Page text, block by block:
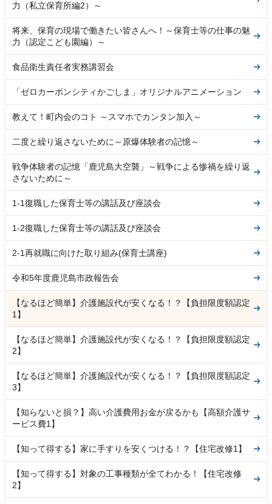
力（私立保育所編2）～
将来、保育の現場で働きたい皆さんへ！～保育士等の仕事の魅
力（認定こども園編）～
食品衛生責任者実務講習会
「ゼロカーボンシティかごしま」オリジナルアニメーション
教えて！町内会のコト ～スマホでカンタン加入～
二度と繰り返さないために～原爆体験者の記憶～
戦争体験者の記憶「鹿児島大空襲」～戦争による惨禍を繰り返
さないために～
1-1復職した保育士等の講話及び座談会
1-2復職した保育士等の講話及び座談会
2-1再就職に向けた取り組み(保育士講座)
令和5年度鹿児島市政報告会
【なるほど簡単】介護施設代が安くなる！？【負担限度額認定
1】
【なるほど簡単】介護施設代が安くなる！？【負担限度額認定
2】
【なるほど簡単】介護施設代が安くなる！？【負担限度額認定
3】
【知らないと損？】高い介護費用お金が戻るかも【高額介護サ
ービス費1】
【知って得する】家に手すりを安くつける！？【住宅改修1】
【知って得する】対象の工事種類が全てわかる！【住宅改修
2】